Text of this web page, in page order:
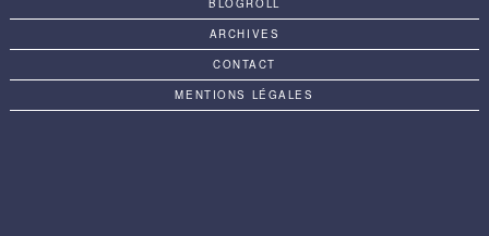
BLOGROLL
ARCHIVES
CONTACT
MENTIONS LÉGALES